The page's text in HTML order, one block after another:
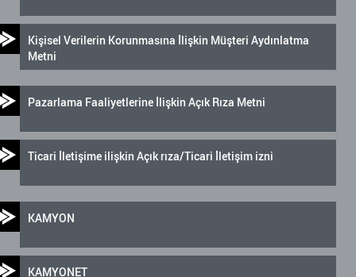
Kişisel Verilerin Korunmasına İlişkin Müşteri Aydınlatma
Metni
Pazarlama Faaliyetlerine İlişkin Açık Rıza Metni
Ticari İletişime ilişkin Açık rıza/Ticari İletişim izni
KAMYON
KAMYONET